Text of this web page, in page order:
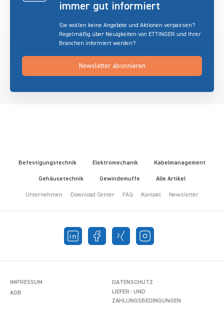
immer gut informiert
Sie wollen keine Angebote und Aktionen verpassen?
Regelmäßig über Neuigkeiten von ETTINGER und Ihrer
Branchen informiert werden?
Newsletter abonnieren
Befestigungstechnik Elektromechanik Kabelmanagement
Gehäusetechnik Gewindemuffe Alle Artikel
Unternehmen Download Center FAQ Kontakt Newsletter
IMPRESSUM
DATENSCHUTZ
AGB
LIEFER- UND
ZAHLUNGSBEDINGUNGEN